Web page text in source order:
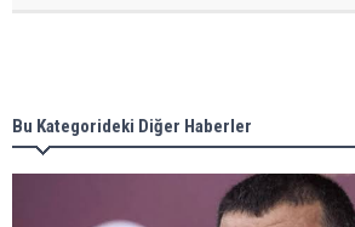
Bu Kategorideki Diğer Haberler